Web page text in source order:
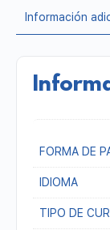
Información
FORMA DE
IDIOMA
TIPO DE